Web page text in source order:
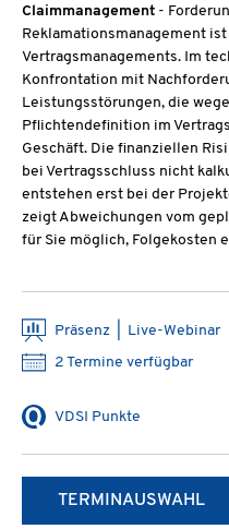
Claimmanagement -
Reklamationsmanagement
Vertragsmanagements. Im
Konfrontation mit
Leistungsstörungen, die
Pflichtendefinition im
Geschäft. Die finanziellen
bei Vertragsschluss nicht
entstehen erst bei der
zeigt Abweichungen vom
für Sie möglich, Folgekosten
Präsenz | Live-Webinar
2 Termine verfügbar
VDSI Punkte
TERMINAUSWAHL